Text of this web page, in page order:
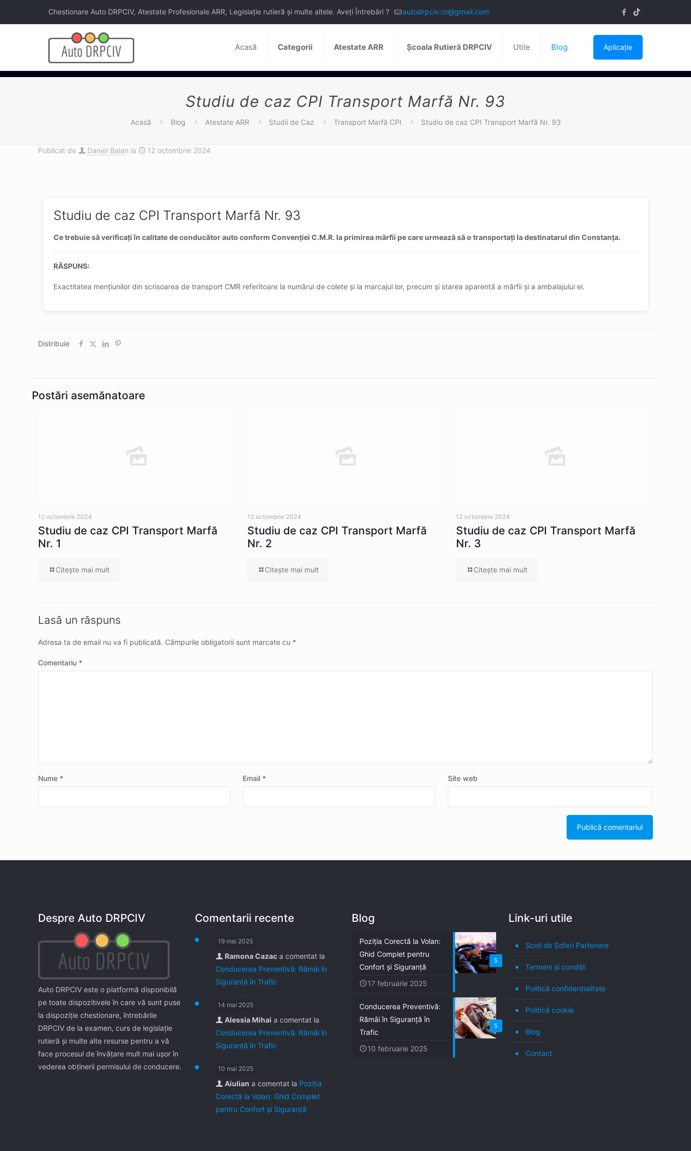
Chestionare Auto DRPCIV, Atestate Profesionale ARR, Legislație rutieră și multe altele. Aveți Întrebări ? autodrpciv.ro@gmail.com
Acasă Categorii Atestate ARR Școala Rutieră DRPCIV Utile Blog Aplicație
Studiu de caz CPI Transport Marfă Nr. 93
Acasă Blog Atestate ARR Studii de Caz Transport Marfă CPI Studiu de caz CPI Transport Marfă Nr. 93
Publicat de Daniel Balan la 12 octombrie 2024
Studiu de caz CPI Transport Marfă Nr. 93
Ce trebuie să verificați în calitate de conducător auto conform Convenției C.M.R. la primirea mărfii pe care urmează să o transportați la destinatarul din Constanța.​
RĂSPUNS:
Exactitatea mențiunilor din scrisoarea de transport CMR referitoare la numărul de colete și la marcajul lor, precum și starea aparentă a mărfii și a ambalajului ei.
Distribuie
Postări asemănatoare
12 octombrie 2024
Studiu de caz CPI Transport Marfă
Nr. 1
Citeşte mai mult
12 octombrie 2024
Studiu de caz CPI Transport Marfă
Nr. 2
Citeşte mai mult
12 octombrie 2024
Studiu de caz CPI Transport Marfă
Nr. 3
Citeşte mai mult
Lasă un răspuns
Adresa ta de email nu va fi publicată. Câmpurile obligatorii sunt marcate cu *
Comentariu *
Nume * Email * Site web
Despre Auto DRPCIV
Auto DRPCIV este o platformă disponibilă
pe toate dispozitivele în care vă sunt puse
la dispoziţie chestionare, întrebările
DRPCIV de la examen, curs de legislaţie
rutieră şi multe alte resurse pentru a vă
face procesul de învăţare mult mai uşor în
vederea obţinerii permisului de conducere.
Comentarii recente
19 mai 2025
Ramona Cazac a comentat la
Conducerea Preventivă: Rămâi în
Siguranță în Trafic
14 mai 2025
Alessia Mihai a comentat la
Conducerea Preventivă: Rămâi în
Siguranță în Trafic
10 mai 2025
Aiulian a comentat la Poziția
Corectă la Volan: Ghid Complet
pentru Confort și Siguranță
Blog
5
Poziția Corectă la Volan:
Ghid Complet pentru
Confort și Siguranță
17 februarie 2025
5
Conducerea Preventivă:
Rămâi în Siguranță în
Trafic
10 februarie 2025
Link-uri utile
Școli de Șoferi Partenere
Termeni şi condiţii
Politică confidenţialitate
Politică cookie
Blog
Contact